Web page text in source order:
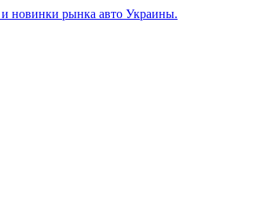
новинки рынка авто Украины.